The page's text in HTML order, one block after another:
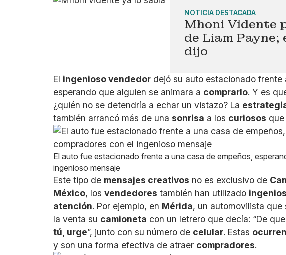
NOTICIA DESTACADA
Mhoni Vidente
de Liam Payne;
dijo
El ingenioso vendedor dejó su auto estacionado frente
esperando que alguien se animara a comprarlo. Y es
¿quién no se detendría a echar un vistazo? La
también arrancó más de una sonrisa a los curiosos que
El auto fue estacionado frente a una casa de empeños,
ingenioso mensaje
Este tipo de mensajes creativos no es exclusivo de
México, losvendedores también han utilizado
atención. Por ejemplo, en Mérida, un automovilista que
la venta su camioneta con un letrero que decía: “De
tú, urge”, junto con su número de celular. Estas
y son una forma efectiva de atraer compradores.